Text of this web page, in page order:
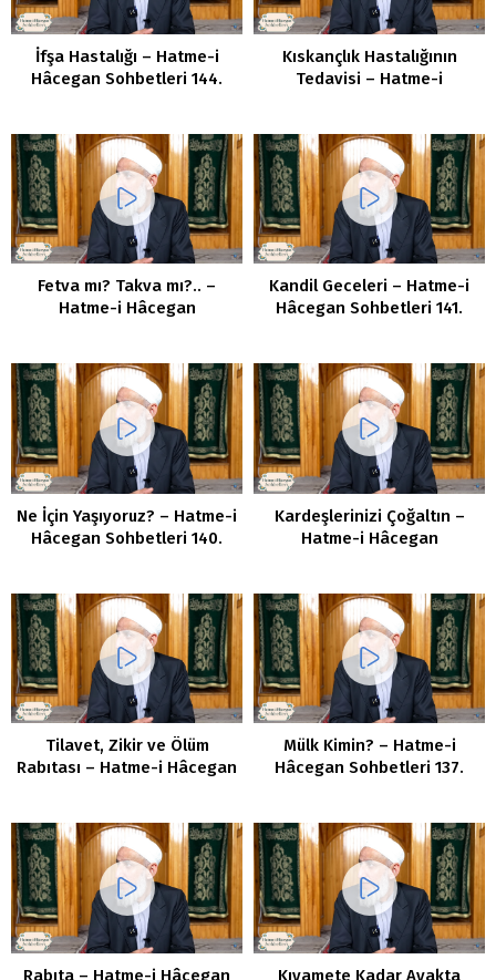
İfşa Hastalığı – Hatme-i
Hâcegan Sohbetleri 144.
Kıskançlık Hastalığının
Tedavisi – Hatme-i
Fetva mı? Takva mı?.. –
Hatme-i Hâcegan
Kandil Geceleri – Hatme-i
Hâcegan Sohbetleri 141.
Ne İçin Yaşıyoruz? – Hatme-i
Hâcegan Sohbetleri 140.
Kardeşlerinizi Çoğaltın –
Hatme-i Hâcegan
Tilavet, Zikir ve Ölüm
Rabıtası – Hatme-i Hâcegan
Mülk Kimin? – Hatme-i
Hâcegan Sohbetleri 137.
Rabıta – Hatme-i Hâcegan Kıyamete Kadar Ayakta